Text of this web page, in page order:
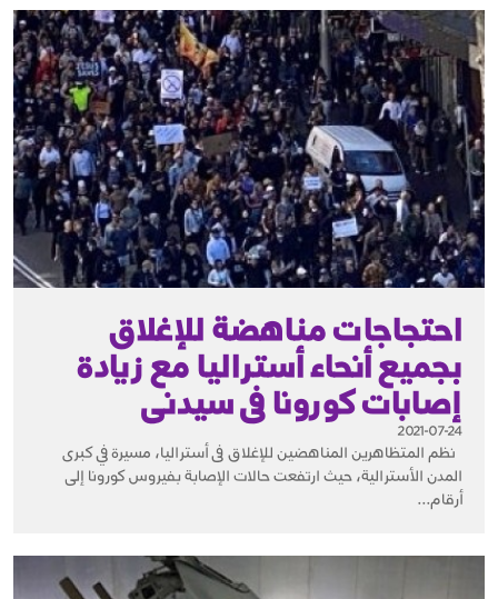
احتجاجات مناهضة للإغلاق
بجميع أنحاء أستراليا مع زيادة
إصابات كورونا فى سيدنى
2021-07-24
نظم المتظاهرين المناهضين للإغلاق فى أستراليا، مسيرة في كبرى
المدن الأسترالية، حيث ارتفعت حالات الإصابة بفيروس كورونا إلى
أرقام...